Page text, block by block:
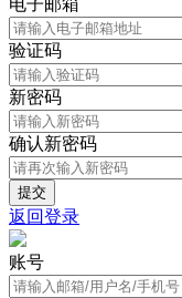
电子邮箱
验证码
新密码
确认新密码
返回登录
账号